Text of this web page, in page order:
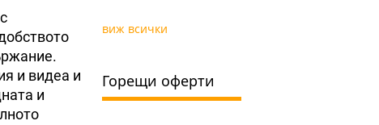
и видеа и
и
виж всички
Горещи оферти